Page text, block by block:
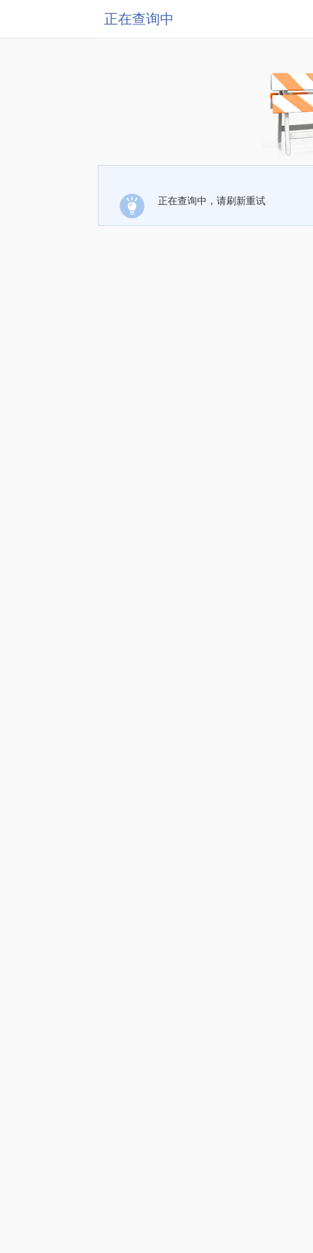
正在查询中
正在查询中，请刷新重试